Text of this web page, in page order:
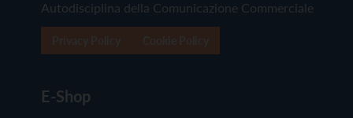
Autodisciplina della Comunicazione Commerciale
E-Shop